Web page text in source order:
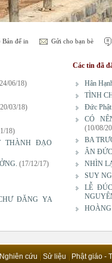
Bản để in Gửi cho bạn bè
06/18)
03/18)
18)
THÀNH ĐẠO
(17/12/17)
ĐĂNG YA
Các tin đã
Hân
TÌNH
Đức Phật
CÓ
(10/08/
BA
ÂN
NHÌN
SUY
LỄ
Nghiên cứu Sử liệu Phật giáo -